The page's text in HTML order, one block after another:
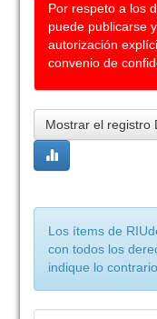
Por respeto a los
puede publicarse
autorización
convenio de
Mostrar el registro
Los ítems de
con todos los
indique lo contrario.